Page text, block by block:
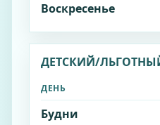
Воскресенье
ДЕТСКИЙ/
ДЕНЬ
Будни